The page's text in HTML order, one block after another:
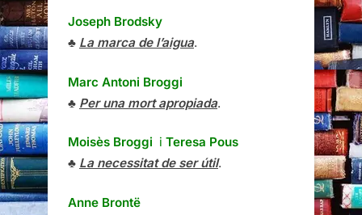
Joseph Brodsky
♣ La marca de l’aigua.
Marc Antoni Broggi
♣ Per una mort apropiada.
Moisès Broggi i Teresa Pous
♣ La necessitat de ser útil.
Anne Brontë